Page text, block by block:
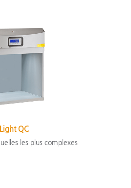
QC
les plus complexes